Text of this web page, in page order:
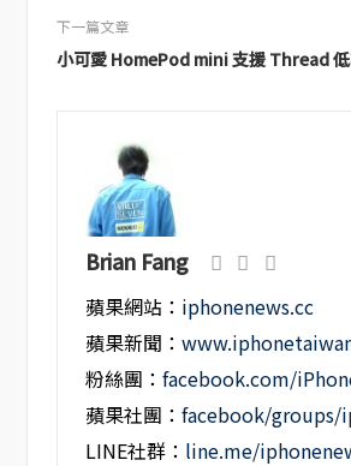
下一篇文章
小可愛 HomePod mini 支援 Thread
Brian Fang
蘋果網站： iphonenews.cc
蘋果新聞：
粉絲團：facebook.com/
蘋果社團：facebook/groups/
LINE社群： line.me/